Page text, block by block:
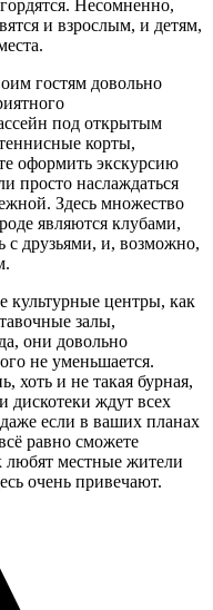
Несомненно,
и взрослым, и детям,
гостям довольно
под открытым
корты,
оформить экскурсию
просто наслаждаться
Здесь множество
являются клубами,
с друзьями, и, возможно,
культурные центры, как
залы,
они довольно
не уменьшается.
хоть и не такая бурная,
дискотеки ждут всех
если в ваших планах
равно сможете
любят местные жители
очень привечают.